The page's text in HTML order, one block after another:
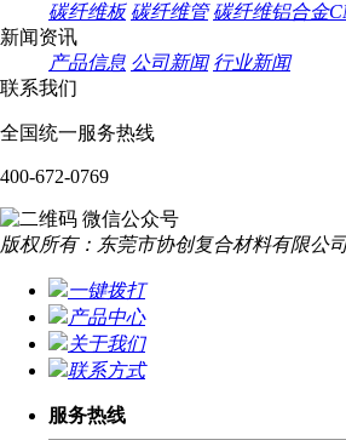
碳纤维板 碳纤维管 碳纤维铝合金
新闻资讯
产品信息 公司新闻 行业新闻
联系我们
全国统一服务热线
400-672-0769
微信公众号
版权所有：东莞市协创复合材料有限公
一键拨打
产品中心
关于我们
联系方式
服务热线